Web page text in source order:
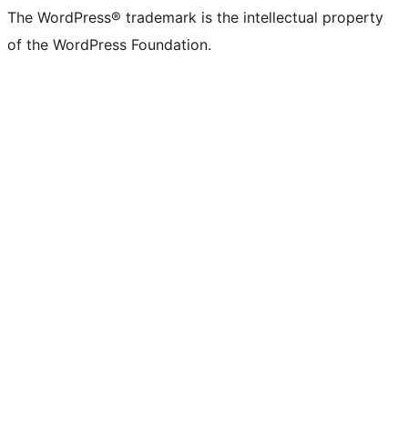
The WordPress® trademark is the intellectual property
of the WordPress Foundation.